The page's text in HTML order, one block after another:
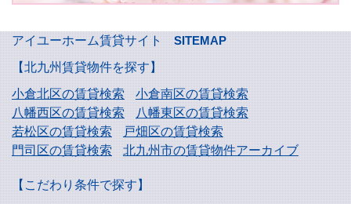
アイユーホーム賃貸サイト
SITEMAP
【北九州賃貸物件を探す】
小倉北区の賃貸検索
小倉南区の賃貸検索
八幡西区の賃貸検索
八幡東区の賃貸検索
若松区の賃貸検索
戸畑区の賃貸検索
門司区の賃貸検索
北九州市の賃貸物件アーカイブ
【こだわり条件で探す】